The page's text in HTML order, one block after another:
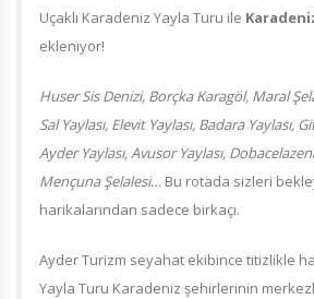
Uçaklı Karadeniz Yayla Turu ile
ekleniyor!
Huser Sis Denizi, Borçka Karagöl, Maral
Sal Yaylası, Elevit Yaylası, Badara Yaylası,
Ayder Yaylası, Avusor Yaylası,
Mençuna Şelalesi… Bu rotada sizleri
harikalarından sadece birkaçı.
Ayder Turizm seyahat ekibince titizlikle
Yayla Turu Karadeniz şehirlerinin